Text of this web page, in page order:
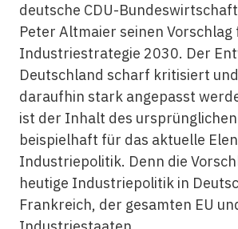
deutsche CDU-
Peter Altmaier seinen Vorschlag
Industriestrategie 2030. Der
Deutschland scharf kritisiert
daraufhin stark angepasst
ist der Inhalt des
beispielhaft für das aktuelle
Industriepolitik. Denn die
heutige Industriepolitik in
Frankreich, der gesamten EU